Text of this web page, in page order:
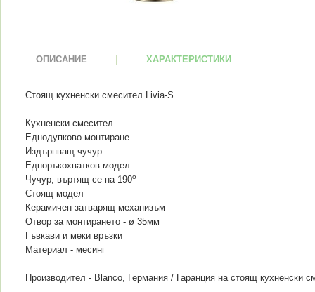
ОПИСАНИЕ ХАРАКТЕРИСТИКИ
Стоящ кухненски смесител Livia-S
Кухненски смесител
Еднодупково монтиране
Издърпващ чучур
Едноръкохватков модел
Чучур, въртящ се на 190о
Стоящ модел
Керамичен затварящ механизъм
Отвор за монтирането - ø 35мм
Гъвкави и меки връзки
Материал - месинг
Производител - Blanco, Германия / Гаранция на стоящ кухненски